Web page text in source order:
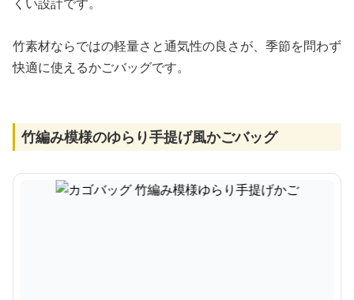
竹素材ならではの軽量さと通気性の良さが、季節を問わず
快適に使えるかごバッグです。
竹編み模様のゆらり手提げ風かごバッグ